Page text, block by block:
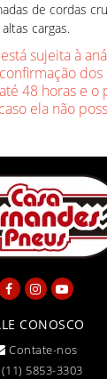
de cordas
cargas.
sujeita à
48 horas e
ela não
CONOSCO
Contate-nos
(11) 5853-3303